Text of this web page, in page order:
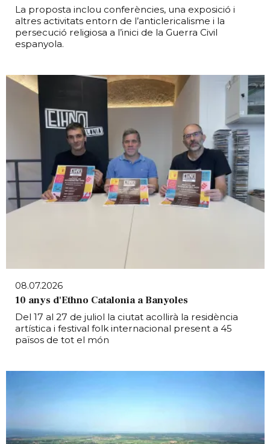
La proposta inclou conferències, una exposició i
altres activitats entorn de l’anticlericalisme i la
persecució religiosa a l’inici de la Guerra Civil
espanyola.
08.07.2026
10 anys d'Ethno Catalonia a Banyoles
Del 17 al 27 de juliol la ciutat acollirà la residència
artística i festival folk internacional present a 45
països de tot el món